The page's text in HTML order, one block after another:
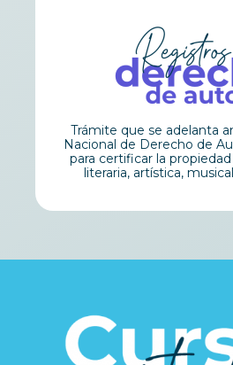
Trámite que se adelanta
Nacional de Derecho de
para certificar la
literaria, artística,